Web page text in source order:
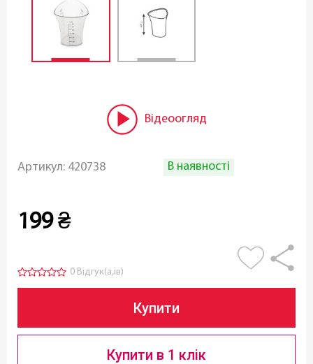
Відеоогляд
Артикул: 420738 В наявності
199 ₴
0 Відгук(а,ів)
Купити
Купити в 1 клік